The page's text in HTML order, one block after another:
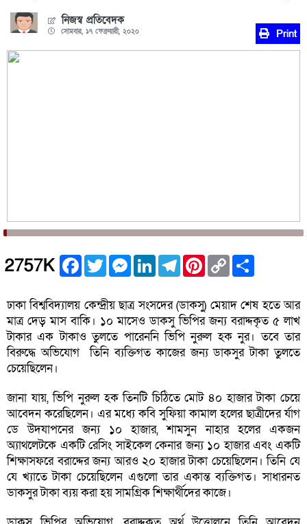
নিজস্ব প্রতিবেদক
সোমবার, ১৭ ফেব্রুয়ারী, ২০২০ Print
2757K Facebook
TwitterMessenger
LinkedInTelegramPinterest
Copy
Link
ঢাকা বিশ্ববিদ্যালয় কেন্দ্রীয় ছাত্র সংসদের (ডাকসু) মেয়াদ শেষ হতে আর
মাত্র দেড় মাস বাকি। ১০ মাসেও ডাকসু ভিপির জন্য বরাদ্দকৃত ৫ লাখ
টাকার এক টাকাও তুলতে পারেননি ভিপি নুরুল হক নুর। তবে তার
বিরুদ্ধে অভিযোগ তিনি ব্যক্তিগত কাজের জন্য ডাকসুর টাকা তুলতে
চেয়েছিলেন।
জানা যায়, ভিপি নুরুল হক তিনটি চিঠিতে মোট ৪০ হাজার টাকা চেয়ে
আবেদন করেছিলেন। এর মধ্যে কবি সুফিয়া কামাল হলের ছাত্রীদের র্যাগ
ডে উদযাপনের জন্য ১০ হাজার, শামসুন নাহার হলের একজন
অ্যাথলেটকে একটি রেসিং সাইকেল কেনার জন্য ১০ হাজার এবং একটি
শিক্ষাসফরে বরাদ্দের জন্য আরও ২০ হাজার টাকা চেয়েছিলেন। তিনি যে
যে খ্যাতে টাকা চেয়েছিলেন এগুলো তার একান্ত ব্যক্তিগত। সাধারনত
ডাকসুর টাকা ব্যয় করা হয় সামগ্রিক শিক্ষার্থীদের কাজে।